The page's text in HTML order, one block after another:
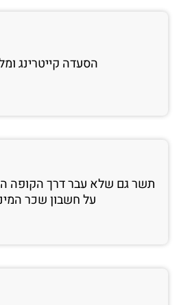
הסעדה קייטרינג
תשר גם שלא עבר דרך הקופה
על חשבון שכר